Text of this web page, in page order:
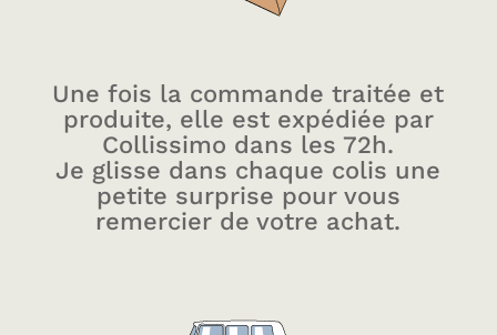
Une fois la commande traitée et
produite, elle est expédiée par
Collissimo dans les 72h.
Je glisse dans chaque colis une
petite surprise pour vous
remercier de votre achat.